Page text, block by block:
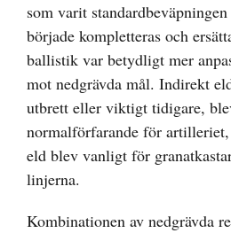
som varit
började kompletteras och
ballistik var betydligt mer
mot nedgrävda mål. Indirekt
utbrett eller viktigt tidigare,
normalförfarande för
eld blev vanligt för
linjerna.
Kombinationen av nedgrävda